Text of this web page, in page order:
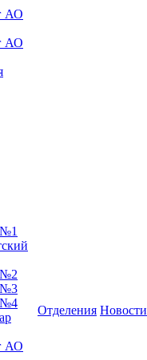
АО
АО
№2
№3
№4
АО
Отделения Новости